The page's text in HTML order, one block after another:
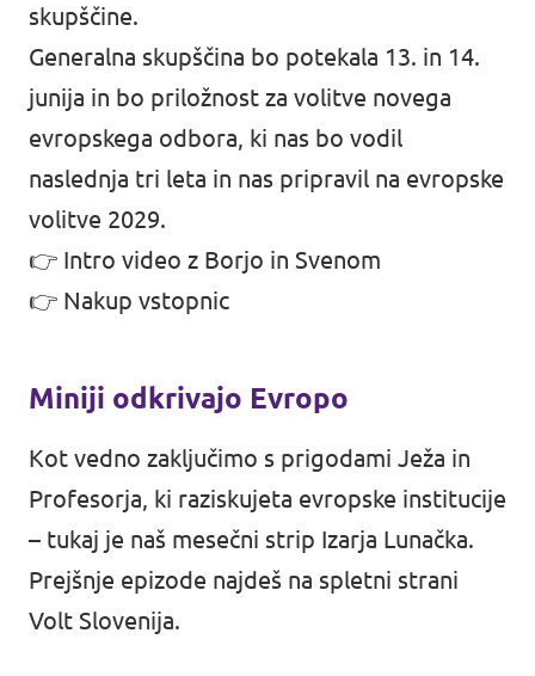
skupščine.
Generalna skupščina bo potekala 13. in 14.
junija in bo priložnost za volitve novega
evropskega odbora, ki nas bo vodil
naslednja tri leta in nas pripravil na evropske
volitve 2029.
👉 Intro video z Borjo in Svenom
👉 Nakup vstopnic
Miniji odkrivajo Evropo
Kot vedno zaključimo s prigodami Ježa in
Profesorja, ki raziskujeta evropske institucije
– tukaj je naš mesečni strip Izarja Lunačka.
Prejšnje epizode najdeš na spletni strani
Volt Slovenija.